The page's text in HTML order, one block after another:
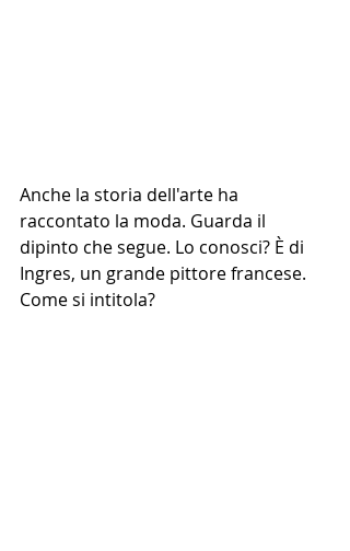
Anche la storia dell'arte ha
raccontato la moda. Guarda il
dipinto che segue. Lo conosci? È di
Ingres, un grande pittore francese.
Come si intitola?